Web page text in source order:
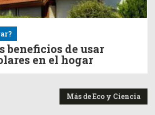
beneficios de usar
en el hogar
Más de Eco y Ciencia